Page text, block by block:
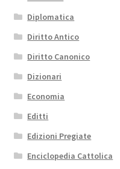
Diplomatica
Diritto Antico
Diritto Canonico
Dizionari
Economia
Editti
Edizioni Pregiate
Enciclopedia Cattolica